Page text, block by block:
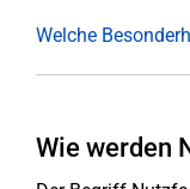
Welche
Wie werden